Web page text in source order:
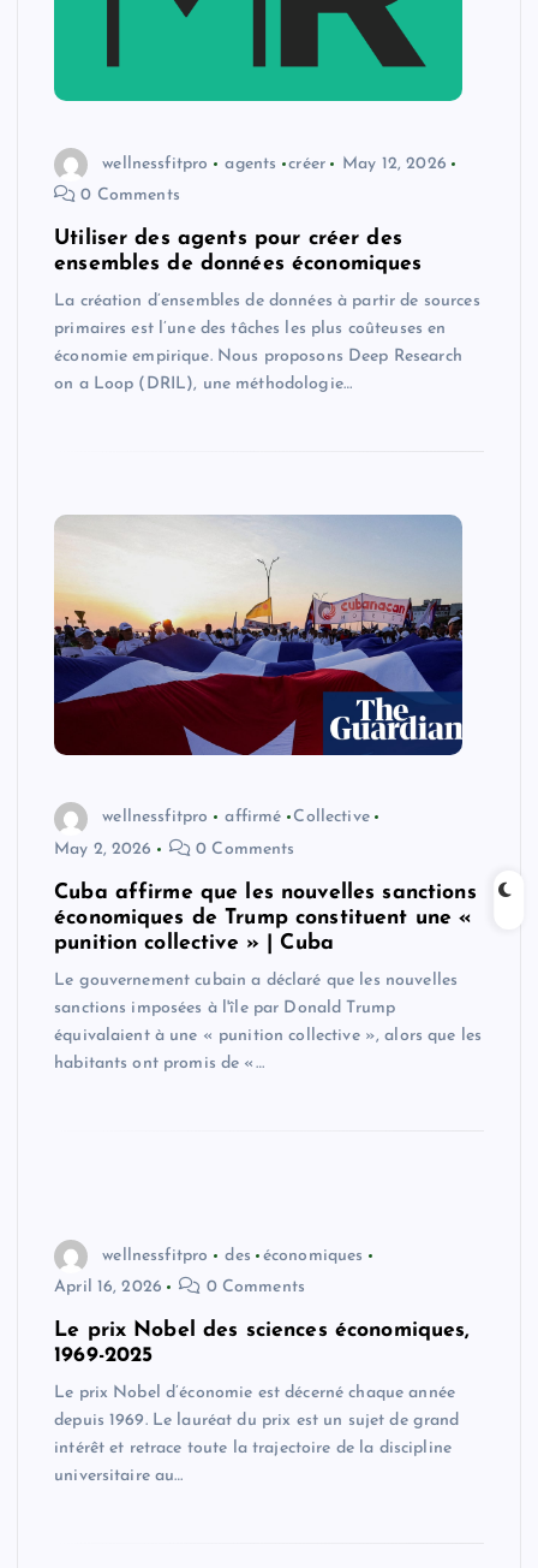
wellnessfitpro agents créer
May 12, 2026
0 Comments
Utiliser des agents pour créer des
ensembles de données économiques
La création d’ensembles de données à partir de sources
primaires est l’une des tâches les plus coûteuses en
économie empirique. Nous proposons Deep Research
on a Loop (DRIL), une méthodologie…
wellnessfitpro affirmé
Collective
May 2, 2026
0 Comments
Cuba affirme que les nouvelles sanctions
économiques de Trump constituent une «
punition collective » | Cuba
Le gouvernement cubain a déclaré que les nouvelles
sanctions imposées à l'île par Donald Trump
équivalaient à une « punition collective », alors que les
habitants ont promis de «…
wellnessfitpro des
économiques
April 16, 2026
0 Comments
Le prix Nobel des sciences économiques,
1969-2025
Le prix Nobel d’économie est décerné chaque année
depuis 1969. Le lauréat du prix est un sujet de grand
intérêt et retrace toute la trajectoire de la discipline
universitaire au…